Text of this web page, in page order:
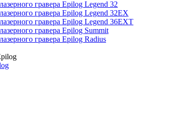
гравера Epilog Legend 32
гравера Epilog Legend 32EX
гравера Epilog Legend 36EXT
гравера Epilog Summit
гравера Epilog Radius